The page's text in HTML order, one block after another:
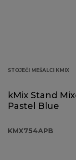
STOJEČI MEŠALCI KMIX
kMix Stand
Pastel Blue
KMX754APB